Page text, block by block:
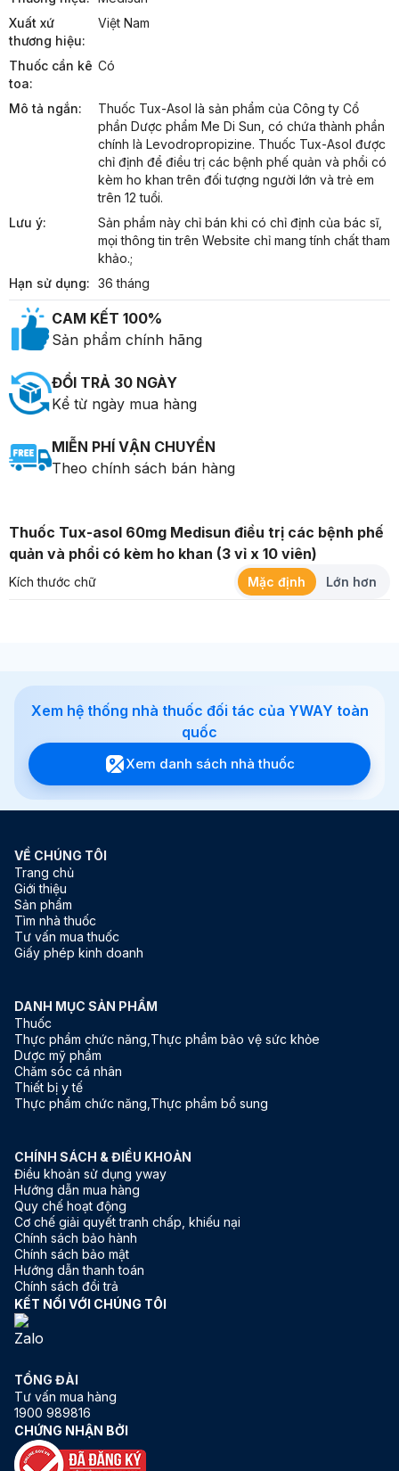
Xuất xứ
thương hiệu:
Việt Nam
Thuốc cần kê
toa:
Có
Mô tả ngắn:
Thuốc Tux-Asol là sản phẩm của Công ty Cổ
phần Dược phẩm Me Di Sun, có chứa thành phần
chính là Levodropropizine. Thuốc Tux-Asol được
chỉ định để điều trị các bệnh phế quản và phổi có
kèm ho khan trên đối tượng người lớn và trẻ em
trên 12 tuổi.
Lưu ý:
Sản phẩm này chỉ bán khi có chỉ định của bác sĩ,
mọi thông tin trên Website chỉ mang tính chất tham
khảo.;
Hạn sử dụng: 36 tháng
CAM KẾT 100%
Sản phẩm chính hãng
ĐỔI TRẢ 30 NGÀY
Kể từ ngày mua hàng
MIỄN PHÍ VẬN CHUYỂN
Theo chính sách bán hàng
Thuốc Tux-asol 60mg Medisun điều trị các bệnh phế
quản và phổi có kèm ho khan (3 vỉ x 10 viên)
Kích thước chữ Mặc định Lớn hơn
Xem hệ thống nhà thuốc đối tác của YWAY toàn
quốc
Xem danh sách nhà thuốc
VỀ CHÚNG TÔI
Trang chủ
Giới thiệu
Sản phẩm
Tìm nhà thuốc
Tư vấn mua thuốc
Giấy phép kinh doanh
DANH MỤC SẢN PHẨM
Thuốc
Thực phẩm chức năng,Thực phẩm bảo vệ sức khỏe
Dược mỹ phẩm
Chăm sóc cá nhân
Thiết bị y tế
Thực phẩm chức năng,Thực phẩm bổ sung
CHÍNH SÁCH & ĐIỀU KHOẢN
Điều khoản sử dụng yway
Hướng dẫn mua hàng
Quy chế hoạt động
Cơ chế giải quyết tranh chấp, khiếu nại
Chính sách bảo hành
Chính sách bảo mật
Hướng dẫn thanh toán
Chính sách đổi trả
KẾT NỐI VỚI CHÚNG TÔI
TỔNG ĐÀI
Tư vấn mua hàng
1900 989816
CHỨNG NHẬN BỞI